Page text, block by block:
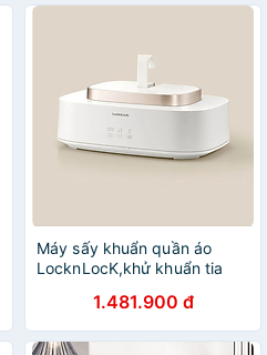
Máy sấy khuẩn quần áo
LocknLocK,khử khuẩn tia
END112IVY - Hàng chính
hãng
1.481.900 đ